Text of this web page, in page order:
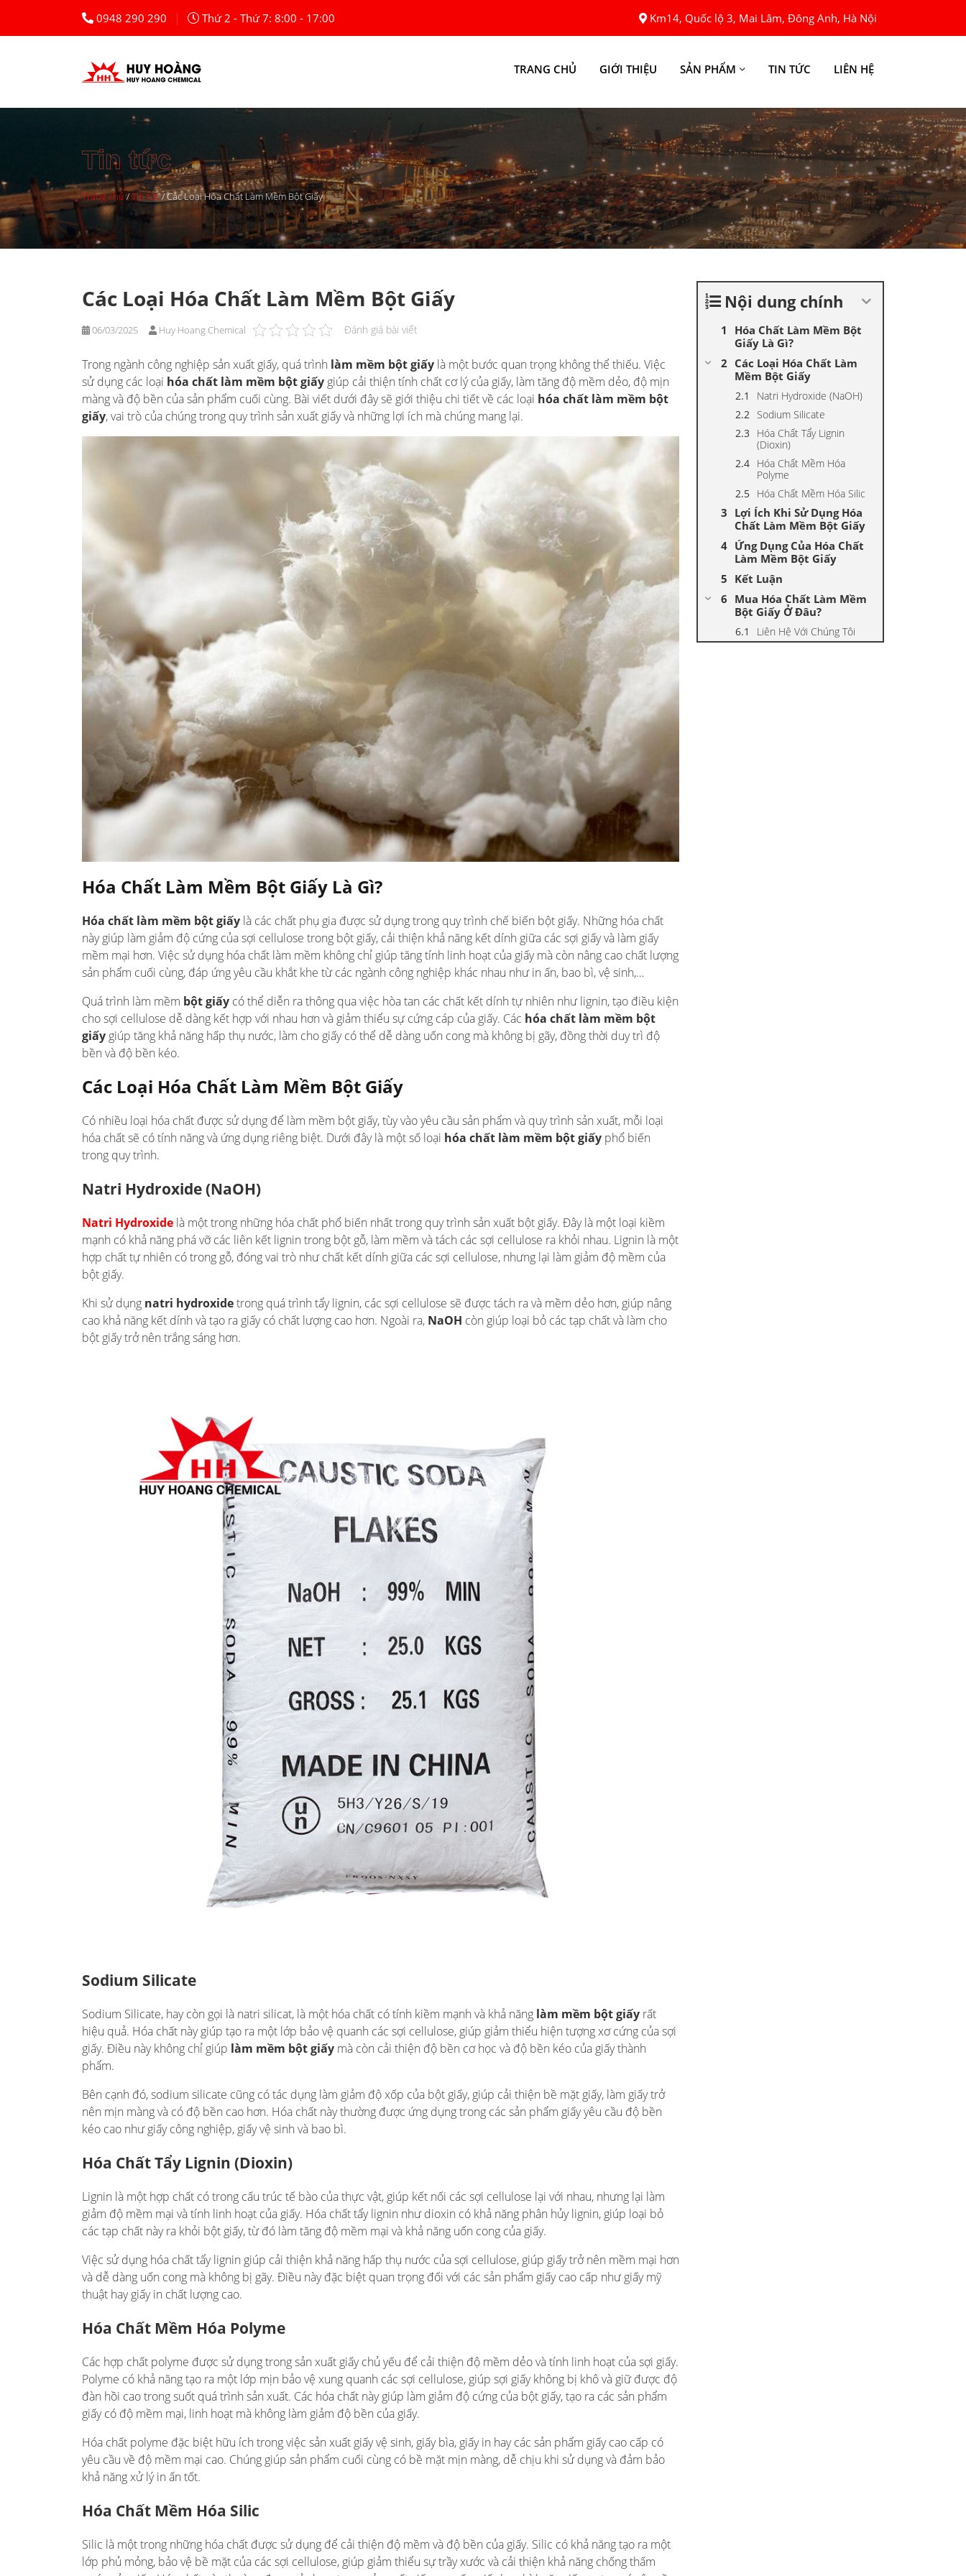
0948 290 290 | Thứ 2 - Thứ 7: 8:00 - 17:00 Km14, Quốc lộ 3, Mai Lâm, Đông Anh, Hà Nội
TRANG CHỦ GIỚI THIỆU SẢN PHẨM TIN TỨC LIÊN HỆ
Tin tức
Trang chủ/Tin tức/Các Loại Hóa Chất Làm Mềm Bột Giấy
Các Loại Hóa Chất Làm Mềm Bột Giấy
06/03/2025 Huy Hoang Chemical Đánh giá bài viết
Trong ngành công nghiệp sản xuất giấy, quá trình làm mềm bột giấy là một bước quan trọng không thể thiếu. Việc
sử dụng các loại hóa chất làm mềm bột giấy giúp cải thiện tính chất cơ lý của giấy, làm tăng độ mềm dẻo, độ mịn
màng và độ bền của sản phẩm cuối cùng. Bài viết dưới đây sẽ giới thiệu chi tiết về các loại hóa chất làm mềm bột
giấy, vai trò của chúng trong quy trình sản xuất giấy và những lợi ích mà chúng mang lại.
Hóa Chất Làm Mềm Bột Giấy Là Gì?
Hóa chất làm mềm bột giấy là các chất phụ gia được sử dụng trong quy trình chế biến bột giấy. Những hóa chất
này giúp làm giảm độ cứng của sợi cellulose trong bột giấy, cải thiện khả năng kết dính giữa các sợi giấy và làm giấy
mềm mại hơn. Việc sử dụng hóa chất làm mềm không chỉ giúp tăng tính linh hoạt của giấy mà còn nâng cao chất lượng
sản phẩm cuối cùng, đáp ứng yêu cầu khắt khe từ các ngành công nghiệp khác nhau như in ấn, bao bì, vệ sinh,…
Quá trình làm mềm bột giấy có thể diễn ra thông qua việc hòa tan các chất kết dính tự nhiên như lignin, tạo điều kiện
cho sợi cellulose dễ dàng kết hợp với nhau hơn và giảm thiểu sự cứng cáp của giấy. Các hóa chất làm mềm bột
giấy giúp tăng khả năng hấp thụ nước, làm cho giấy có thể dễ dàng uốn cong mà không bị gãy, đồng thời duy trì độ
bền và độ bền kéo.
Các Loại Hóa Chất Làm Mềm Bột Giấy
Có nhiều loại hóa chất được sử dụng để làm mềm bột giấy, tùy vào yêu cầu sản phẩm và quy trình sản xuất, mỗi loại
hóa chất sẽ có tính năng và ứng dụng riêng biệt. Dưới đây là một số loại hóa chất làm mềm bột giấy phổ biến
trong quy trình.
Natri Hydroxide (NaOH)
Natri Hydroxide là một trong những hóa chất phổ biến nhất trong quy trình sản xuất bột giấy. Đây là một loại kiềm
mạnh có khả năng phá vỡ các liên kết lignin trong bột gỗ, làm mềm và tách các sợi cellulose ra khỏi nhau. Lignin là một
hợp chất tự nhiên có trong gỗ, đóng vai trò như chất kết dính giữa các sợi cellulose, nhưng lại làm giảm độ mềm của
bột giấy.
Khi sử dụng natri hydroxidetrong quá trình tẩy lignin, các sợi cellulose sẽ được tách ra và mềm dẻo hơn, giúp nâng
cao khả năng kết dính và tạo ra giấy có chất lượng cao hơn. Ngoài ra, NaOH còn giúp loại bỏ các tạp chất và làm cho
bột giấy trở nên trắng sáng hơn.
Sodium Silicate
Sodium Silicate, hay còn gọi là natri silicat, là một hóa chất có tính kiềm mạnh và khả năng làm mềm bột giấy rất
hiệu quả. Hóa chất này giúp tạo ra một lớp bảo vệ quanh các sợi cellulose, giúp giảm thiểu hiện tượng xơ cứng của sợi
giấy. Điều này không chỉ giúp làm mềm bột giấy mà còn cải thiện độ bền cơ học và độ bền kéo của giấy thành
phẩm.
Bên cạnh đó, sodium silicate cũng có tác dụng làm giảm độ xốp của bột giấy, giúp cải thiện bề mặt giấy, làm giấy trở
nên mịn màng và có độ bền cao hơn. Hóa chất này thường được ứng dụng trong các sản phẩm giấy yêu cầu độ bền
kéo cao như giấy công nghiệp, giấy vệ sinh và bao bì.
Hóa Chất Tẩy Lignin (Dioxin)
Lignin là một hợp chất có trong cấu trúc tế bào của thực vật, giúp kết nối các sợi cellulose lại với nhau, nhưng lại làm
giảm độ mềm mại và tính linh hoạt của giấy. Hóa chất tẩy lignin như dioxin có khả năng phân hủy lignin, giúp loại bỏ
các tạp chất này ra khỏi bột giấy, từ đó làm tăng độ mềm mại và khả năng uốn cong của giấy.
Việc sử dụng hóa chất tẩy lignin giúp cải thiện khả năng hấp thụ nước của sợi cellulose, giúp giấy trở nên mềm mại hơn
và dễ dàng uốn cong mà không bị gãy. Điều này đặc biệt quan trọng đối với các sản phẩm giấy cao cấp như giấy mỹ
thuật hay giấy in chất lượng cao.
Hóa Chất Mềm Hóa Polyme
Các hợp chất polyme được sử dụng trong sản xuất giấy chủ yếu để cải thiện độ mềm dẻo và tính linh hoạt của sợi giấy.
Polyme có khả năng tạo ra một lớp mịn bảo vệ xung quanh các sợi cellulose, giúp sợi giấy không bị khô và giữ được độ
đàn hồi cao trong suốt quá trình sản xuất. Các hóa chất này giúp làm giảm độ cứng của bột giấy, tạo ra các sản phẩm
giấy có độ mềm mại, linh hoạt mà không làm giảm độ bền của giấy.
Hóa chất polyme đặc biệt hữu ích trong việc sản xuất giấy vệ sinh, giấy bìa, giấy in hay các sản phẩm giấy cao cấp có
yêu cầu về độ mềm mại cao. Chúng giúp sản phẩm cuối cùng có bề mặt mịn màng, dễ chịu khi sử dụng và đảm bảo
khả năng xử lý in ấn tốt.
Hóa Chất Mềm Hóa Silic
Silic là một trong những hóa chất được sử dụng để cải thiện độ mềm và độ bền của giấy. Silic có khả năng tạo ra một
lớp phủ mỏng, bảo vệ bề mặt của các sợi cellulose, giúp giảm thiểu sự trầy xước và cải thiện khả năng chống thấm
Nội dung chính
Hóa Chất Làm Mềm Bột
Giấy Là Gì?
Các Loại Hóa Chất Làm
Mềm Bột Giấy
Natri Hydroxide (NaOH)
Sodium Silicate
Hóa Chất Tẩy Lignin
(Dioxin)
Hóa Chất Mềm Hóa
Polyme
Hóa Chất Mềm Hóa Silic
Lợi Ích Khi Sử Dụng Hóa
Chất Làm Mềm Bột Giấy
Ứng Dụng Của Hóa Chất
Làm Mềm Bột Giấy
Kết Luận
Mua Hóa Chất Làm Mềm
Bột Giấy Ở Đâu?
Liên Hệ Với Chúng Tôi